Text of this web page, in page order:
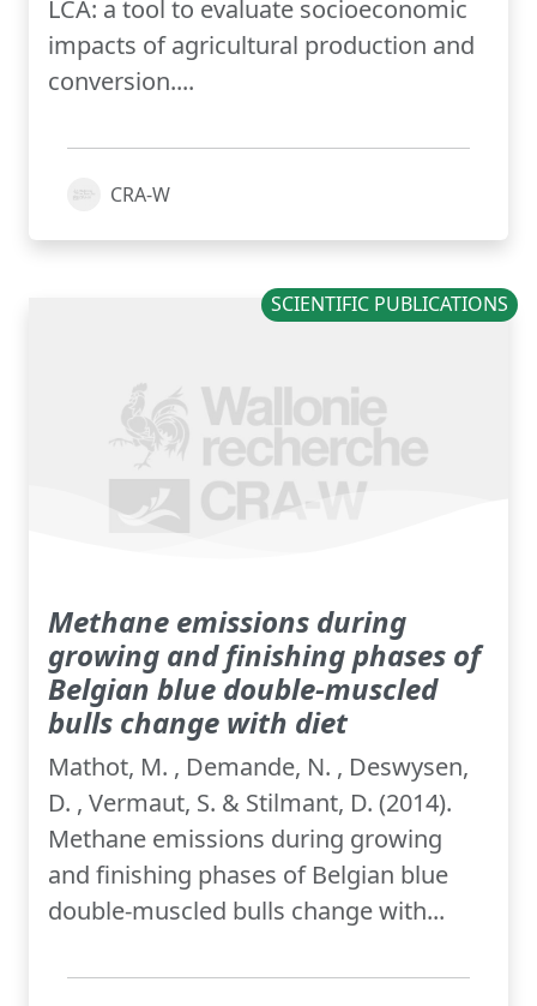
LCA: a tool to evaluate socioeconomic
impacts of agricultural production and
conversion....
CRA-W
SCIENTIFIC PUBLICATIONS
Methane emissions during
growing and finishing phases of
Belgian blue double-muscled
bulls change with diet
Mathot, M. , Demande, N. , Deswysen,
D. , Vermaut, S. & Stilmant, D. (2014).
Methane emissions during growing
and finishing phases of Belgian blue
double-muscled bulls change with...